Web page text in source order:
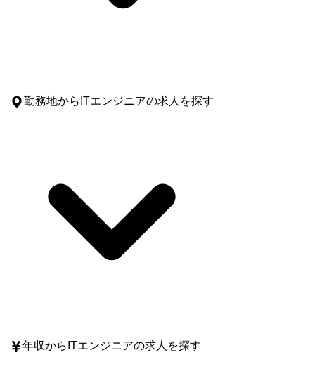
勤務地からITエンジニアの求人を探す
年収からITエンジニアの求人を探す